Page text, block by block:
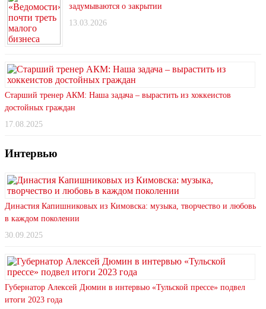
задумываются о закрытии
13.03.2026
Старший тренер АКМ: Наша задача – вырастить из хоккеистов
достойных граждан
17.08.2025
Интервью
Династия Капишниковых из Кимовска: музыка, творчество и любовь
в каждом поколении
30.09.2025
Губернатор Алексей Дюмин в интервью «Тульской прессе» подвел
итоги 2023 года